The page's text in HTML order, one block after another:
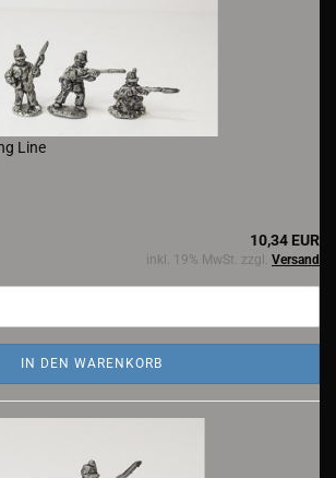
Line
10,34 EUR
inkl. 19% MwSt. zzgl. Versand
IN DEN WARENKORB